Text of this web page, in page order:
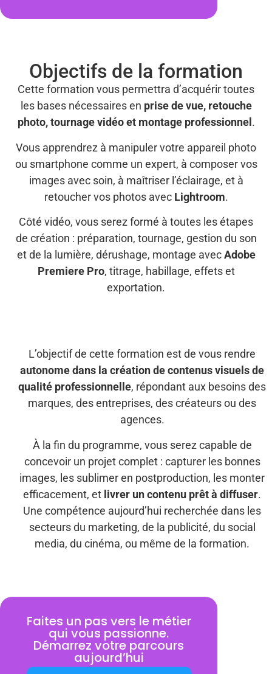
Objectifs de la formation
Cette formation vous permettra d’acquérir toutes
les bases nécessaires en prise de vue, retouche
photo, tournage vidéo et montage professionnel .
Vous apprendrez à manipuler votre appareil photo
ou smartphone comme un expert, à composer vos
images avec soin, à maîtriser l’éclairage, et à
retoucher vos photos avec Lightroom.
Côté vidéo, vous serez formé à toutes les étapes
de création : préparation, tournage, gestion du son
et de la lumière, dérushage, montage avecAdobe
Premiere Pro, titrage, habillage, effets et
exportation.
L’objectif de cette formation est de vous rendre
autonome dans la création de contenus visuels de
qualité professionnelle, répondant aux besoins des
marques, des entreprises, des créateurs ou des
agences.
À la fin du programme, vous serez capable de
concevoir un projet complet : capturer les bonnes
images, les sublimer en postproduction, les monter
efficacement, et livrer un contenu prêt à diffuser.
Une compétence aujourd’hui recherchée dans les
secteurs du marketing, de la publicité, du social
media, du cinéma, ou même de la formation.
Faites un pas vers le métier
qui vous passionne.
Démarrez votre parcours
aujourd’hui